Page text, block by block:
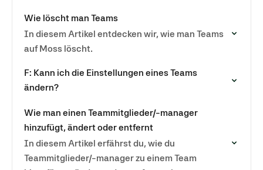
Wie löscht man Teams
In diesem Artikel entdecken wir, wie man Teams
auf Moss löscht.
F: Kann ich die Einstellungen eines Teams
ändern?
Wie man einen Teammitglieder/-manager
hinzufügt, ändert oder entfernt
In diesem Artikel erfährst du, wie du
Teammitglieder/-manager zu einem Team